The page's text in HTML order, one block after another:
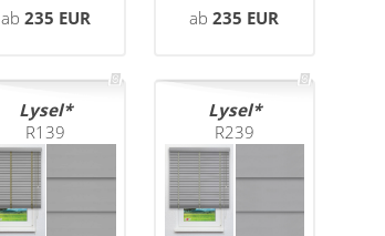
ab 235 EUR ab235 EUR
Lysel
R139
Lysel
R239